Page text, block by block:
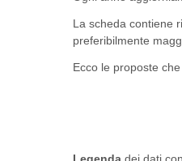
La scheda contiene
preferibilmente
Ecco le proposte